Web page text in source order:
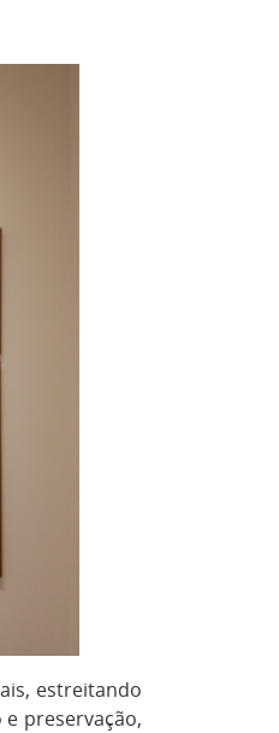
estreitando
preservação,